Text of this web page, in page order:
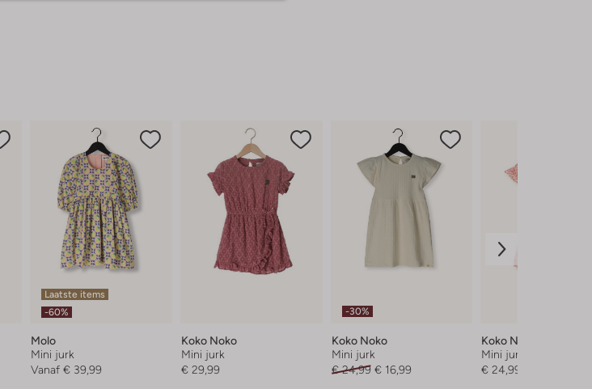
Laatste items
-60%
Molo
Mini jurk
Vanaf € 39,99
Koko Noko
Mini jurk
€ 29,99
-30%
Koko Noko
Mini jurk
€ 24,99 € 16,99
Koko Noko
Mini jurk
€ 24,99